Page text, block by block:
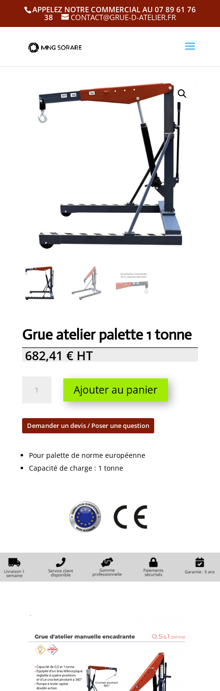
APPELEZ NOTRE COMMERCIAL AU 07 89 61 76
38
CONTACT@GRUE-D-ATELIER.FR
Grue atelier palette 1 tonne
682,41 € HT
atelier
tonne
Ajouter au panier
Demander un devis / Poser une question
Pour palette de norme européenne
Capacité de charge : 1 tonne